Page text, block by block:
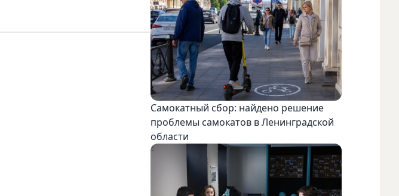
Самокатный сбор: найдено решение
проблемы самокатов в Ленинградской
области